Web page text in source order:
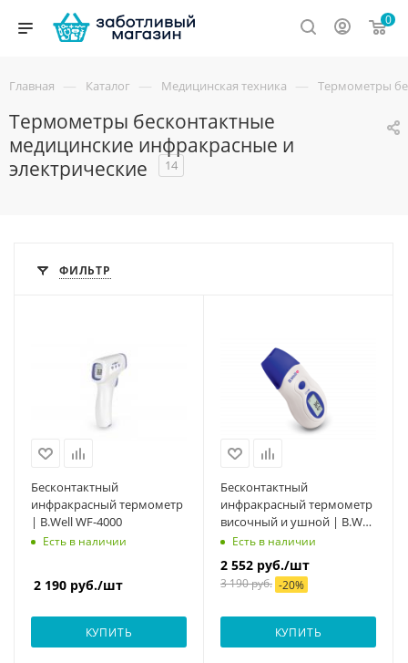
0
Главная — Каталог — Медицинская техника — Термометры
Термометры бесконтактные
медицинские инфракрасные и
электрические
14
ФИЛЬТР
Бесконтактный
инфракрасный термометр
| B.Well WF-4000
Есть в наличии
2 190 руб./шт
КУПИТЬ
Бесконтактный
инфракрасный термометр
височный и ушной | B.Well
WF-1000
Есть в наличии
2 552 руб./шт
3 190руб. -20%
КУПИТЬ